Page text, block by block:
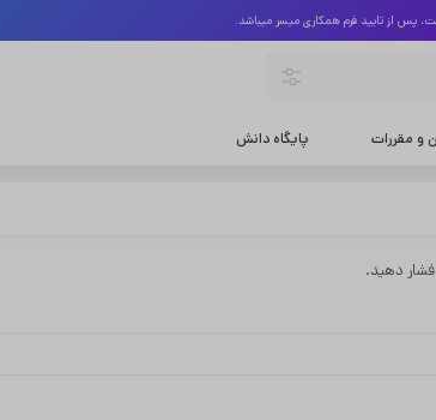
پس از تایید فرم همکاری میسر میباشد.
و مقررات پایگاه دانش
دهید.